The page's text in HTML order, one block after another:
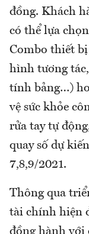
đồng. Khách
có thể lựa
Combo thiết
hình tương
tính bảng…)
vệ sức khỏe
rửa tay tự
quay số dự
7,8,9/2021.
Thông qua
tài chính hiện